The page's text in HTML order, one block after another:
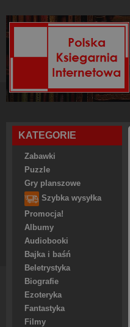
KATEGORIE
Zabawki
Puzzle
Gry planszowe
Szybka wysyłka
Promocja!
Albumy
Audiobooki
Bajka i baśń
Beletrystyka
Biografie
Ezoteryka
Fantastyka
Filmy